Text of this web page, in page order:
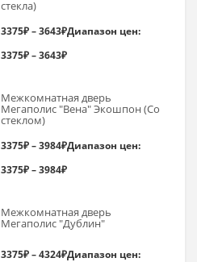
стекла)
3375₽–3643₽Диапазон цен:
3375₽ – 3643₽
Межкомнатная дверь
Мегаполис "Вена" Экошпон (Со
стеклом)
3375₽–3984₽Диапазон цен:
3375₽ – 3984₽
Межкомнатная дверь
Мегаполис "Дублин"
3375₽–4324₽Диапазон цен: